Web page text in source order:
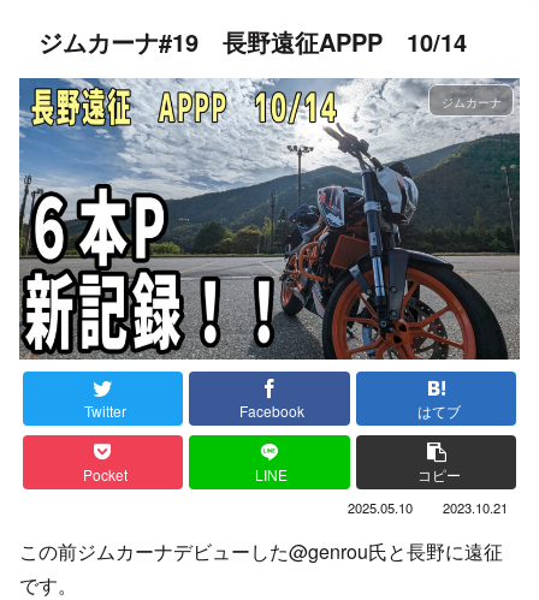
ジムカーナ#19 長野遠征APPP 10/14
ジムカーナ
Twitter Facebook はてブ
Pocket LINE コピー
2025.05.10 2023.10.21
この前ジムカーナデビューした@genrou氏と長野に遠征
です。